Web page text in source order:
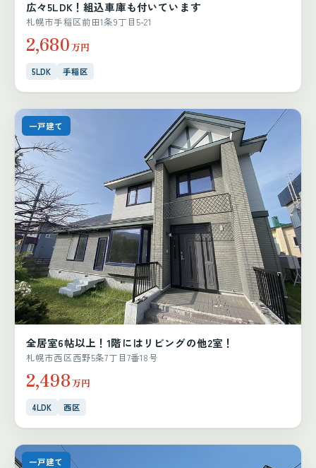
広々5LDK！組込車庫も付いています
札幌市手稲区前田1条9丁目5-21
2,680万円
5LDK 手稲区
一戸建て
全居室6帖以上！1階にはリビングの他2室！
札幌市西区西野5条7丁目7番18号
2,498万円
4LDK 西区
一戸建て